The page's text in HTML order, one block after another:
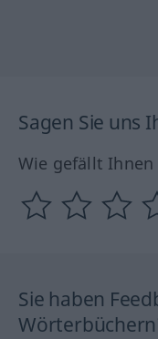
Sagen Sie uns
Wie gefällt
Sie haben